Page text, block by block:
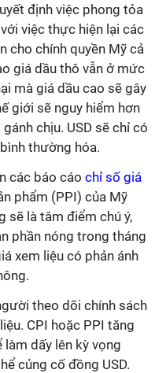
định việc phong tỏa
việc thực hiện lại các
cho chính quyền Mỹ cả
giá dầu thô vẫn ở mức
mà giá dầu cao sẽ gây
giới sẽ nguy hiểm hơn
chịu. USD sẽ chỉ có
thường hóa.
các báo cáo chỉ số giá
phẩm (PPI) của Mỹ
sẽ là tâm điểm chú ý,
phần nóng trong tháng
xem liệu có phản ánh
theo dõi chính sách
CPI hoặc PPI tăng
dấy lên kỳ vọng
củng cố đồng USD.